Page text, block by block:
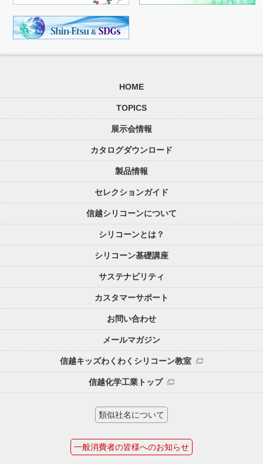
HOME
TOPICS
展示会情報
カタログダウンロード
製品情報
セレクションガイド
信越シリコーンについて
シリコーンとは？
シリコーン基礎講座
サステナビリティ
カスタマーサポート
お問い合わせ
メールマガジン
信越キッズわくわくシリコーン教室
信越化学工業トップ
類似社名について
一般消費者の皆様へのお知らせ